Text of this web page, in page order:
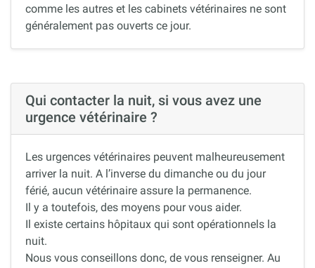
comme les autres et les cabinets vétérinaires ne sont
généralement pas ouverts ce jour.
Qui contacter la nuit, si vous avez une
urgence vétérinaire ?
Les urgences vétérinaires peuvent malheureusement
arriver la nuit. A l’inverse du dimanche ou du jour
férié, aucun vétérinaire assure la permanence.
Il y a toutefois, des moyens pour vous aider.
Il existe certains hôpitaux qui sont opérationnels la
nuit.
Nous vous conseillons donc, de vous renseigner. Au